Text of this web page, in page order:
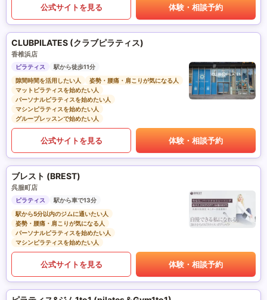
公式サイトを見る 体験・相談予約
CLUBPILATES (クラブピラティス)
香椎浜店
ピラティス
駅から徒歩11分
隙間時間を活用したい人
姿勢・腰痛・肩こりが気になる人
マットピラティスを始めたい人
パーソナルピラティスを始めたい人
マシンピラティスを始めたい人
グループレッスンで始めたい人
公式サイトを見る 体験・相談予約
ブレスト (BREST)
呉服町店
ピラティス
駅から車で13分
駅から5分以内のジムに通いたい人
姿勢・腰痛・肩こりが気になる人
パーソナルピラティスを始めたい人
マシンピラティスを始めたい人
公式サイトを見る 体験・相談予約